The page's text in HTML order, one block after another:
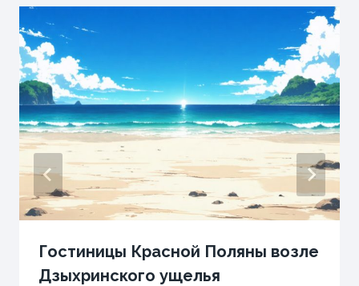
Гостиницы Красной Поляны возле
Дзыхринского ущелья